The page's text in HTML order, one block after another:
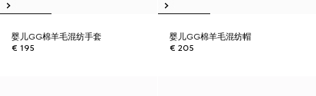
婴儿GG棉羊毛混纺手套
€ 195
婴儿GG棉羊毛混纺帽
€ 205